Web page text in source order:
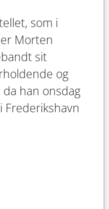
som i
Morten
sit
og
han onsdag
Frederikshavn